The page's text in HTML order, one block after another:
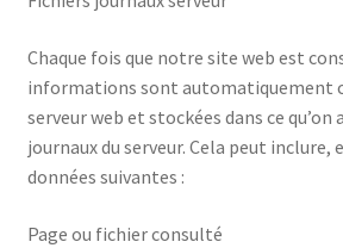
Chaque fois que notre site web est
informations sont automatiquement
serveur web et stockées dans ce
journaux du serveur. Cela peut inclure,
données suivantes :
Page ou fichier consulté